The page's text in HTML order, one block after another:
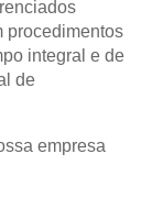
procedimentos
integral e de
de
empresa